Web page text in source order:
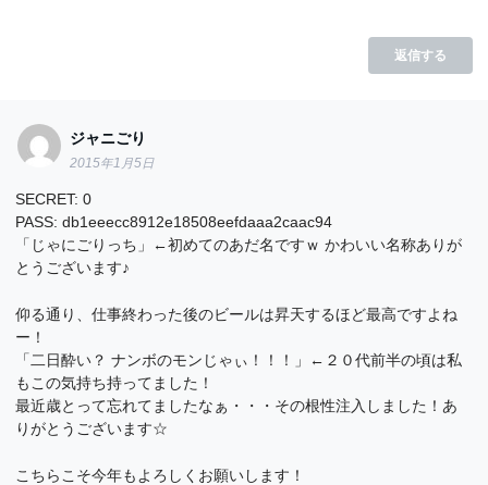
返信する
ジャニごり
2015年1月5日
SECRET: 0
PASS: db1eeecc8912e18508eefdaaa2caac94
「じゃにごりっち」←初めてのあだ名ですｗ かわいい名称ありが
とうございます♪
仰る通り、仕事終わった後のビールは昇天するほど最高ですよね
ー！
「二日酔い？ ナンボのモンじゃぃ！！！」←２０代前半の頃は私
もこの気持ち持ってました！
最近歳とって忘れてましたなぁ・・・その根性注入しました！あ
りがとうございます☆
こちらこそ今年もよろしくお願いします！